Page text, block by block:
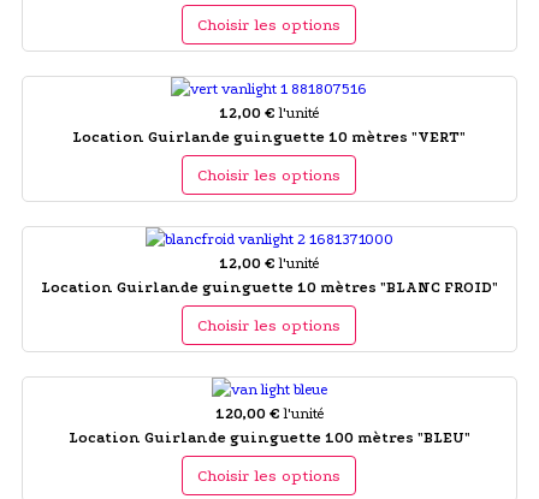
Choisir les options
12,00 € l'unité
Location Guirlande guinguette 10 mètres "VERT"
Choisir les options
12,00 € l'unité
Location Guirlande guinguette 10 mètres "BLANC FROID"
Choisir les options
120,00 € l'unité
Location Guirlande guinguette 100 mètres "BLEU"
Choisir les options